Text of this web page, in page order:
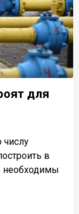
для
числу
в
необходимы